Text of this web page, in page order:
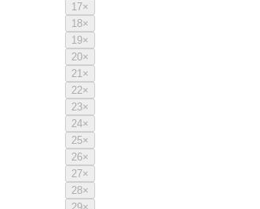
17×
18×
19×
20×
21×
22×
23×
24×
25×
26×
27×
28×